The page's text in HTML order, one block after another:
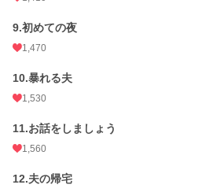
9.初めての夜
1,470
10.暴れる夫
1,530
11.お話をしましょう
1,560
12.夫の帰宅